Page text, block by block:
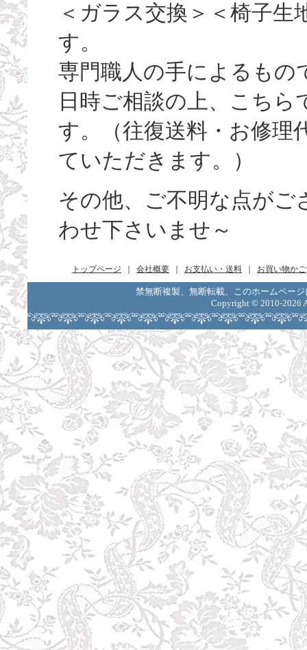
＜ガラス交換＞＜椅子
す。
専門職人の手によるもの
日時ご相談の上、こち
す。（往復送料・お修理
ていただきます。）
その他、ご不明な点が
わせ下さいませ～
トップページ 会社概要 お支払い・送料 お買い物かご
禁無断複製、無断転載、このホームペー
Copyright © 2010-2026